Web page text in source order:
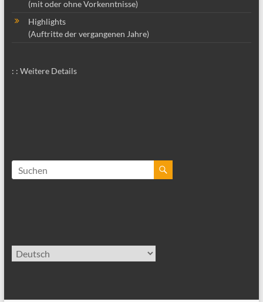
(mit oder ohne Vorkenntnisse)
Highlights
(Auftritte der vergangenen Jahre)
: : Weitere Details
Sprache
auswählen